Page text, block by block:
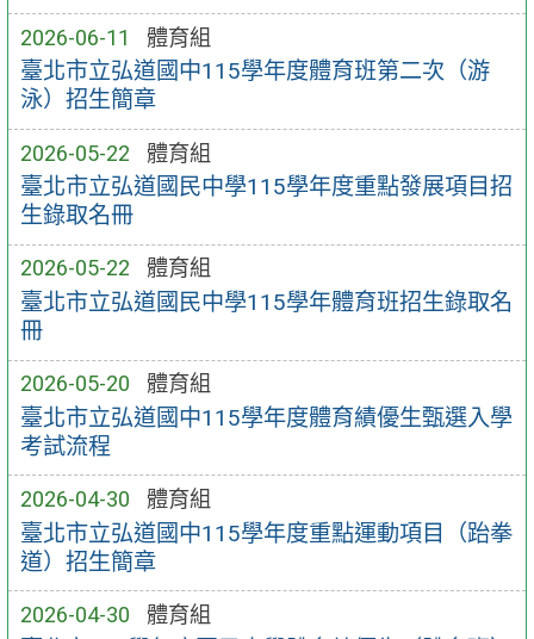
2026-06-11 體育組
臺北市立弘道國中115學年度體育班第二次（游
泳）招生簡章
2026-05-22 體育組
臺北市立弘道國民中學115學年度重點發展項目招
生錄取名冊
2026-05-22 體育組
臺北市立弘道國民中學115學年體育班招生錄取名
冊
2026-05-20 體育組
臺北市立弘道國中115學年度體育績優生甄選入學
考試流程
2026-04-30 體育組
臺北市立弘道國中115學年度重點運動項目（跆拳
道）招生簡章
2026-04-30 體育組